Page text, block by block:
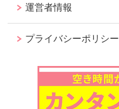
運営者情報
プライバシーポリシー